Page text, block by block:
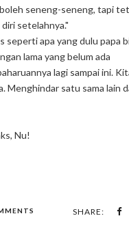
seneng-seneng, tapi
setelahnya."
seperti apa yang dulu papa
lama yang belum ada
lagi sampai ini.
Menghindar satu sama lain
Nu!
SHARE: